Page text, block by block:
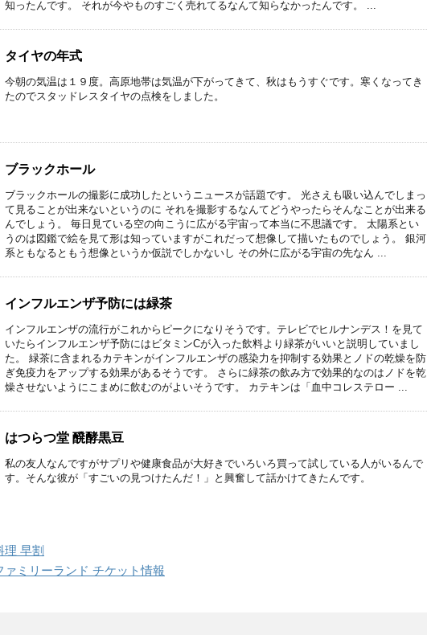
知ったんです。 それが今やものすごく売れてるなんて知らなかったんです。 ...
タイヤの年式
今朝の気温は１９度。高原地帯は気温が下がってきて、秋はもうすぐです。寒くなってき
たのでスタッドレスタイヤの点検をしました。
ブラックホール
ブラックホールの撮影に成功したというニュースが話題です。 光さえも吸い込んでしまっ
て見ることが出来ないというのに それを撮影するなんてどうやったらそんなことが出来る
んでしょう。 毎日見ている空の向こうに広がる宇宙って本当に不思議です。 太陽系とい
うのは図鑑で絵を見て形は知っていますがこれだって想像して描いたものでしょう。 銀河
系ともなるともう想像というか仮説でしかないし その外に広がる宇宙の先なん ...
インフルエンザ予防には緑茶
インフルエンザの流行がこれからピークになりそうです。テレビでヒルナンデス！を見て
いたらインフルエンザ予防にはビタミンCが入った飲料より緑茶がいいと説明していまし
た。 緑茶に含まれるカテキンがインフルエンザの感染力を抑制する効果とノドの乾燥を防
ぎ免疫力をアップする効果があるそうです。 さらに緑茶の飲み方で効果的なのはノドを乾
燥させないようにこまめに飲むのがよいそうです。 カテキンは「血中コレステロー ...
はつらつ堂 醗酵黒豆
私の友人なんですがサプリや健康食品が大好きでいろいろ買って試している人がいるんで
す。そんな彼が「すごいの見つけたんだ！」と興奮して話かけてきたんです。
理 早割
ァミリーランド チケット情報